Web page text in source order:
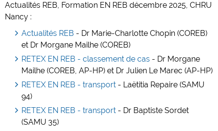
Actualités REB, Formation EN REB décembre 2025, CHRU
Nancy :
Actualités REB - Dr Marie-Charlotte Chopin (COREB)
et Dr Morgane Mailhe (COREB)
RETEX EN REB - classement de cas - Dr Morgane
Mailhe (COREB, AP-HP) et Dr Julien Le Marec (AP-HP)
RETEX EN REB - transport - Laëtitia Repaire (SAMU
94)
RETEX EN REB - transport - Dr Baptiste Sordet
(SAMU 35)